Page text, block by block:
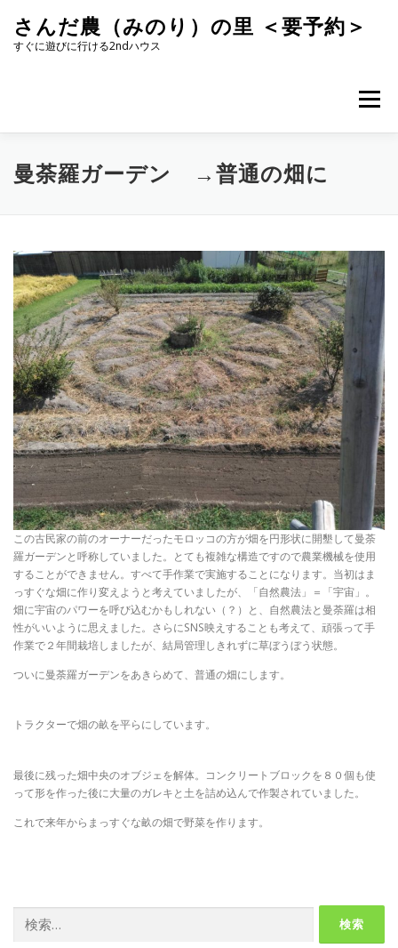
キ
さんだ農（みのり）の里 ＜要予約＞
すぐに遊びに行ける2ndハウス
メニュー
曼荼羅ガーデン →普通の畑に
この古民家の前のオーナーだったモロッコの方が畑を円形状に開墾して曼荼
羅ガーデンと呼称していました。とても複雑な構造ですので農業機械を使用
することができません。すべて手作業で実施することになります。当初はま
っすぐな畑に作り変えようと考えていましたが、「自然農法」＝「宇宙」。
畑に宇宙のパワーを呼び込むかもしれない（？）と、自然農法と曼荼羅は相
性がいいように思えました。さらにSNS映えすることも考えて、頑張って手
作業で２年間栽培しましたが、結局管理しきれずに草ぼうぼう状態。
ついに曼荼羅ガーデンをあきらめて、普通の畑にします。
トラクターで畑の畝を平らにしています。
最後に残った畑中央のオブジェを解体。コンクリートブロックを８０個も使
って形を作った後に大量のガレキと土を詰め込んで作製されていました。
これで来年からまっすぐな畝の畑で野菜を作ります。
索: